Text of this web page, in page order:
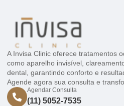
A Invisa Clinic oferece tratamentos
como aparelho invisível,
dental, garantindo conforto e
Agende agora sua consulta e
Agendar Consulta
(11) 5052-7535